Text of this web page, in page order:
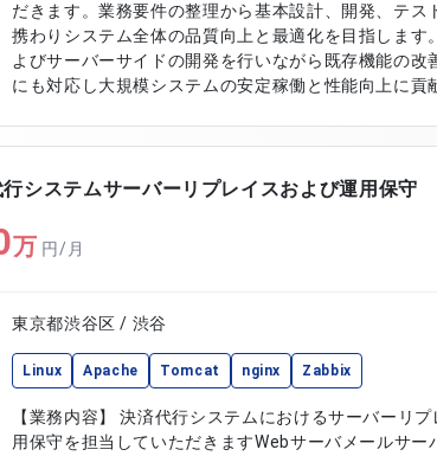
だきます。業務要件の整理から基本設計、開発、テス
携わりシステム全体の品質向上と最適化を目指します
よびサーバーサイドの開発を行いながら既存機能の改
にも対応し大規模システムの安定稼働と性能向上に貢
実施 ・バグ調査および修正対応 ・システム改善およ
行システムサーバーリプレイスおよび運用保守
万 円/月
東京都渋谷区 / 渋谷
Linux Apache Tomcat nginx Zabbix
【業務内容】 決済代行システムにおけるサーバーリ
用保守を担当していただきますWebサーバメールサー